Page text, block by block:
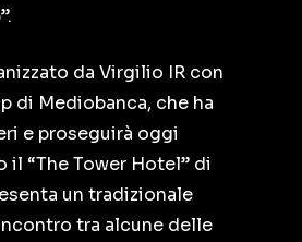
da Virgilio IR con
di Mediobanca, che ha
e proseguirà oggi
il “The Tower Hotel” di
un tradizionale
tra alcune delle